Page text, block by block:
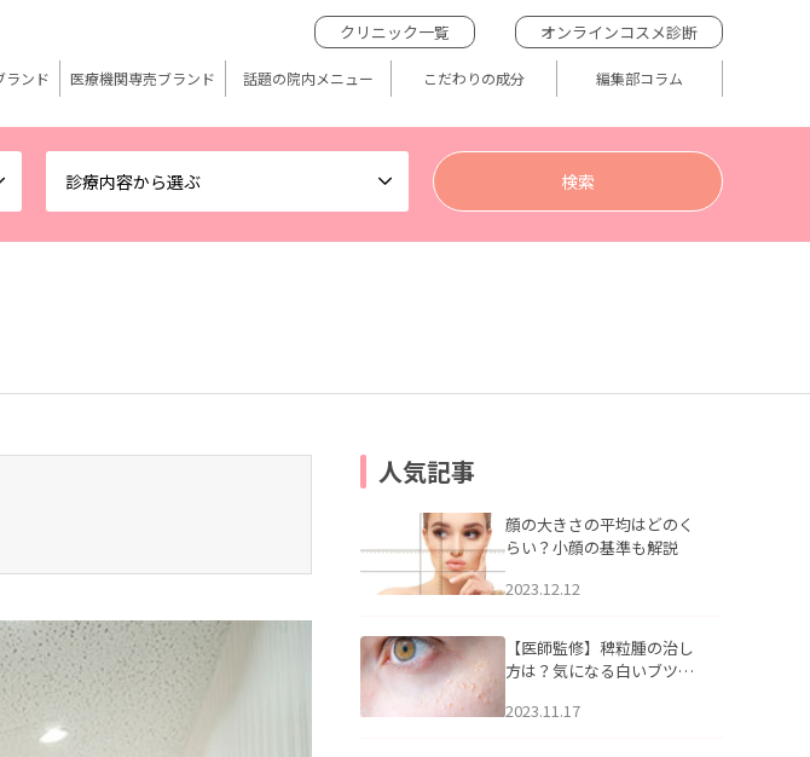
診療内容から選ぶ
クリニック一覧 オンラインコスメ診断
ランド 医療機関専売ブランド 話題の院内メニュー こだわりの成分 編集部コラム
人気記事
顔の大きさの平均はどのく
らい？小顔の基準も解説
2023.12.12
【医師監修】稗粒腫の治し
方は？気になる白いブツブ
アについて
2023.11.17